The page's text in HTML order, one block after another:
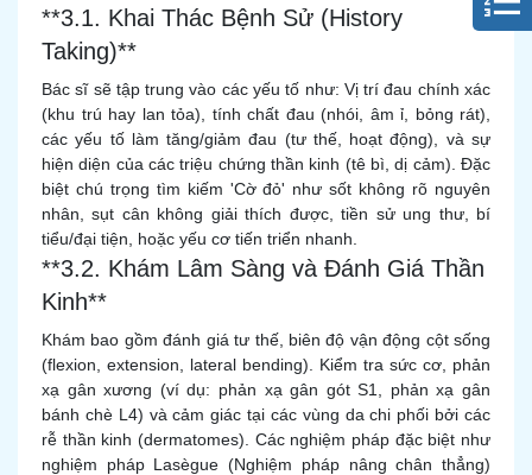
**3.1. Khai Thác Bệnh Sử (History
Taking)**
Bác sĩ sẽ tập trung vào các yếu tố như: Vị trí đau chính xác
(khu trú hay lan tỏa), tính chất đau (nhói, âm ỉ, bỏng rát),
các yếu tố làm tăng/giảm đau (tư thế, hoạt động), và sự
hiện diện của các triệu chứng thần kinh (tê bì, dị cảm). Đặc
biệt chú trọng tìm kiếm 'Cờ đỏ' như sốt không rõ nguyên
nhân, sụt cân không giải thích được, tiền sử ung thư, bí
tiểu/đại tiện, hoặc yếu cơ tiến triển nhanh.
**3.2. Khám Lâm Sàng và Đánh Giá Thần
Kinh**
Khám bao gồm đánh giá tư thế, biên độ vận động cột sống
(flexion, extension, lateral bending). Kiểm tra sức cơ, phản
xạ gân xương (ví dụ: phản xạ gân gót S1, phản xạ gân
bánh chè L4) và cảm giác tại các vùng da chi phối bởi các
rễ thần kinh (dermatomes). Các nghiệm pháp đặc biệt như
nghiệm pháp Lasègue (Nghiệm pháp nâng chân thẳng)